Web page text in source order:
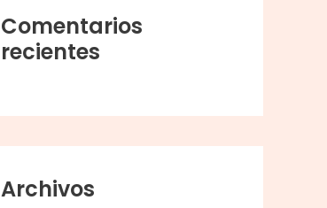
Comentarios
recientes
Archivos